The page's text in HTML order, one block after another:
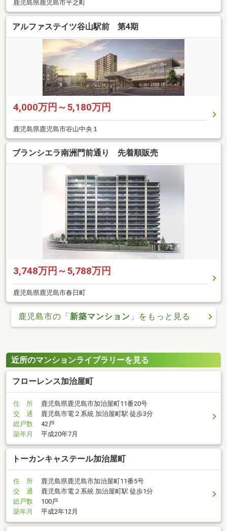
鹿児島県鹿児島市平之町
アルファステイツ谷山駅前 第4期
4,000万円～5,180万円
鹿児島県鹿児島市谷山中央１
ブランシエラ南洲門前通り 先着順販売
3,748万円～5,788万円
鹿児島県鹿児島市春日町
鹿児島市の「新築マンション 」をもっと見る
近所のマンションライブラリーを見る
フローレンス加治屋町
住 所
鹿児島県鹿児島市加治屋町11番20号
交 通
鹿児島市電２系統 加治屋町駅 徒歩3分
総戸数
42戸
築年月
平成20年7月
トーカンキャステール加治屋町
住 所
鹿児島県鹿児島市加治屋町11番5号
交 通
鹿児島市電２系統 加治屋町駅 徒歩1分
総戸数
100戸
築年月
平成2年12月